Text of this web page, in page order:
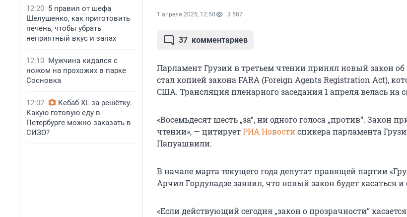
12:20 5 правил от шефа
Шелушенко, как приготовить
печень, чтобы убрать
неприятный вкус и запах
12:10 Мужчина кидался с
ножом на прохожих в парке
Сосновка
12:02
Кебаб XL за решётку.
Какую готовую еду в
Петербурге можно заказать в
СИЗО?
1 апреля 2025, 12:50 3 587
37 комментариев
Парламент Грузии в третьем чтении принял новый закон об
стал копией закона FARA (Foreign Agents Registration Act),
США. Трансляция пленарного заседания 1 апреля велась на
«Восемьдесят шесть „за“, ни одного голоса „против“. Закон
чтении», — цитируетРИА Новостиспикера парламента
Папуашвили.
В начале марта текущего года депутат правящей партии
Арчил Гордуладзе заявил, что новый закон будет касаться
«Если действующий сегодня „закон о прозрачности“